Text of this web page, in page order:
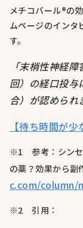
メチコバール®の
ムページのインタ
す。
「末梢性神経
回）の経口投
合）が認められ
【待ち時間が
※1 参考：シンセ
の薬？効果から副
c.com/column/
※2 引用：